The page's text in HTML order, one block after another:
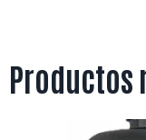
Productos